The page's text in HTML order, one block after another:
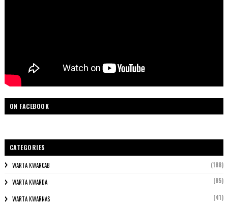
ON FACEBOOK
CATEGORIES
WARTA KWARCAB (188)
WARTA KWARDA (85)
WARTA KWARNAS (41)